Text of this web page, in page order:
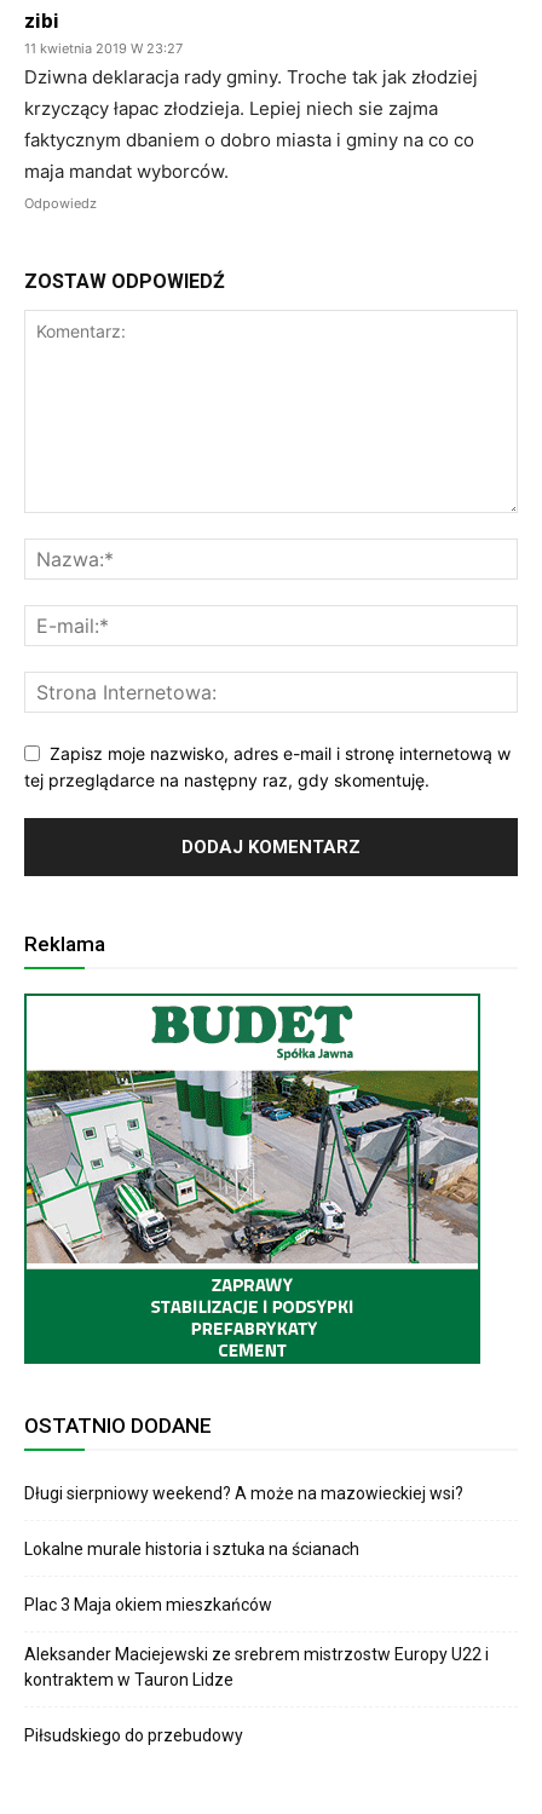
zibi
11 kwietnia 2019 W 23:27
Dziwna deklaracja rady gminy. Troche tak jak złodziej
krzyczący łapac złodzieja. Lepiej niech sie zajma
faktycznym dbaniem o dobro miasta i gminy na co co
maja mandat wyborców.
Odpowiedz
ZOSTAW ODPOWIEDŹ
Zapisz moje nazwisko, adres e-mail i stronę internetową w
tej przeglądarce na następny raz, gdy skomentuję.
Reklama
OSTATNIO DODANE
Długi sierpniowy weekend? A może na mazowieckiej wsi?
Lokalne murale historia i sztuka na ścianach
Plac 3 Maja okiem mieszkańców
Aleksander Maciejewski ze srebrem mistrzostw Europy U22 i
kontraktem w Tauron Lidze
Piłsudskiego do przebudowy